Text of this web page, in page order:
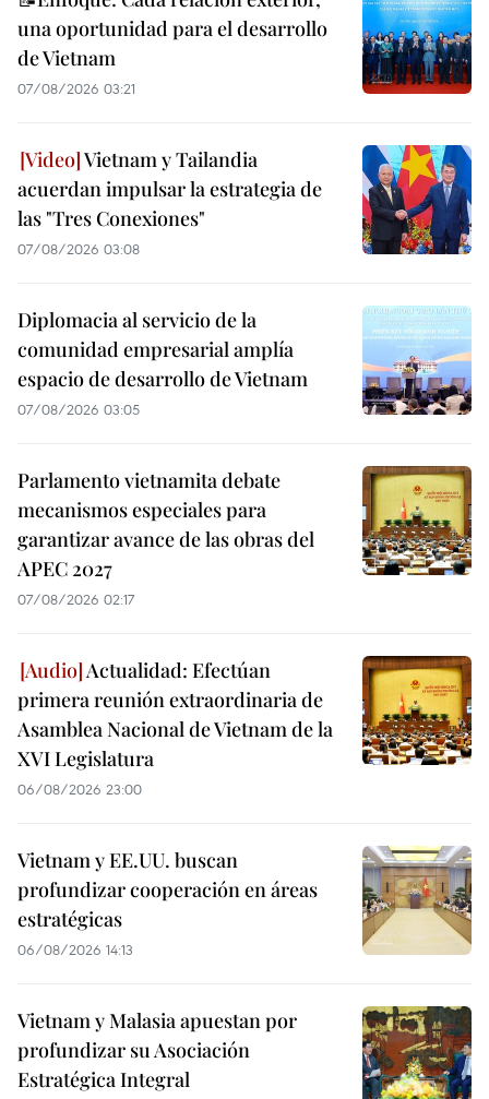
una oportunidad para el desarrollo
de Vietnam
07/08/2026 03:21
Vietnam y Tailandia
acuerdan impulsar la estrategia de
las "Tres Conexiones"
07/08/2026 03:08
Diplomacia al servicio de la
comunidad empresarial amplía
espacio de desarrollo de Vietnam
07/08/2026 03:05
Parlamento vietnamita debate
mecanismos especiales para
garantizar avance de las obras del
APEC 2027
07/08/2026 02:17
Actualidad: Efectúan
primera reunión extraordinaria de
Asamblea Nacional de Vietnam de la
XVI Legislatura
06/08/2026 23:00
Vietnam y EE.UU. buscan
profundizar cooperación en áreas
estratégicas
06/08/2026 14:13
Vietnam y Malasia apuestan por
profundizar su Asociación
Estratégica Integral